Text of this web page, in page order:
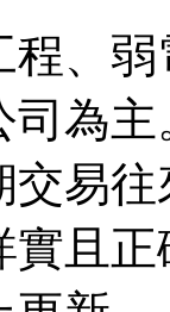
、
司為
交易
且